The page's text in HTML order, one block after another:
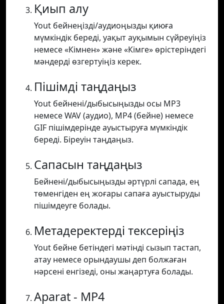
Қиып алу
Yout бейнеңізді/аудиоңызды қиюға
мүмкіндік береді, уақыт ауқымын сүйреуіңіз
немесе «Кімнен» және «Кімге» өрістеріндегі
мәндерді өзгертуіңіз керек.
Пішімді таңдаңыз
Yout бейнені/дыбысыңызды осы MP3
немесе WAV (аудио), MP4 (бейне) немесе
GIF пішімдерінде ауыстыруға мүмкіндік
береді. Біреуін таңдаңыз.
Сапасын таңдаңыз
Бейнені/дыбысыңызды әртүрлі сапада, ең
төменгіден ең жоғары сапаға ауыстыруды
пішімдеуге болады.
Метадеректерді тексеріңіз
Yout бейне бетіндегі мәтінді сызып тастап,
атау немесе орындаушы деп болжаған
нәрсені енгізеді, оны жаңартуға болады.
Aparat - MP4